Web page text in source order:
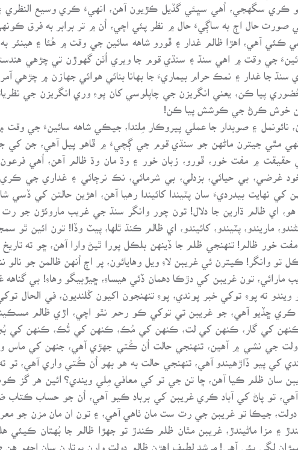
سگهجي، اُهي سڀئي گڏيل ڪڙيون آهن، انهيءَ ڪري وسيع النظري ۽
حال اڄ به ساڳيءَ حال ۾ نظر پئي اچي، اُن ۾ تر برابر به فرق
ڪئي آهي، اهڙا ظالم غدار ۽ ڦورو شاهه سائين جي وقت ۾ هُئا ۽ هينئر
جي وقت ۾ اهي سنڌ ۽ سنڌي قوم جا ويري اُٺن گهوڙن تي چڙهي
جا غدار ۽ نمڪ حرام بيماريءَ جا بهانا بنائي هوائي جهازن ۾ چڙهي
پيا ڪن، يعني انگريزن جي چاپلوسي کان پوءِ وري انگريزن جي
کين خوش ڪرڻ جي ڪوشش پيا ڪن!
نائونمل ۽ صوبدار جا عملي پيروڪار مِلندا، جيڪي شاهه سائينءَ جي
مٿي جيترن ماڻهن جو سنڌي قوم جي ڳچيءَ ۾ ڦاهو پيل آهي، جن کي
حقيقت ۾ مفت خور، ڦورو، زبان خور ۽ وڌ مان وڌ ظالم آهن، اُهي
خود غرضي، بي حيائي، بزدلي، بي شرمائي، نڪ نرڄائي ۽ غداري جي
کي نهايت بيدرديءَ سان پٽيندا کائيندا رهيا آهن، اهڙين حالتن کي
اي ظالم ڌارين جا دلال! تون چور وانگر سنڌ جي غريب ماروئڙن جو رت
ماريندو، پٽيندو، کائيندو، اي ظالم ڪنڌ ٿلها، پيٽ وڏا! تون ائين ٿو
مفت خور ظالم! تنهنجي ظلم جا ڏينهن بلڪل پورا ٿيڻ وارا آهن، ڇو ته
تو وانگر! ڪيترن ئي غريبن لاءِ ويل وهايائون، پر اڄ اُنهن ظالمن جو
تون غريبن کي دڙڪا دهمان ڏئي هيساءِ، ڇيڙبيگو وهاءِ! بي گناهه
ته پوءِ توکي خبر پوندي، پوءِ تنهنجون اکيون کُلنديون، في الحال
ڪري ڇڏيو آهي، جو غريبن تي توکي ڪو رحم نٿو اچي، اڙي ظالم
ڪنهن کي گار، ڪنهن کي لت، ڪنهن کي مُڪ، ڪنهن کي ٿُڪ، ڪنهن کي
جي نشي ۾ آهين، تنهنجي حالت اُن ڪُتي جهڙي آهي، جنهن کي ماس
کي پيو ڏاڙهيندو آهي، تنهنجي حالت به هو بهو اُن ڪُتي واري آهي، تو
سان ظلم ڪيا آهن، ڇا تن جي تو کي معافي مِلي ويندي؟ ائين هر گز
تو پاڻ کي آباد ڪري غريبن کي برباد ڪيو آهي، اُن جو حساب ڪتاب
دولت، جيڪا تو غريبن جي رت ست مان ٺاهي آهي، ۽ تون ان مان مزن جو
۽ مزا ماڻيندڙ، غريبن مٿان ظلم ڪندڙ تو جهڙا ظالم جا بُهتان ڪيئي
لڳي پئي آهي! مرشد لطيف اهڙن ظالم دولت وارن ڀوتارن سان اجهو هن